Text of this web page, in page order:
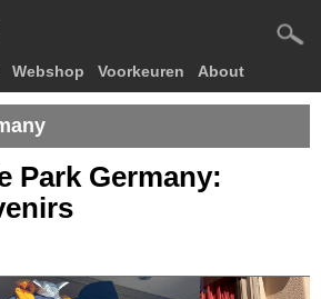
Webshop Voorkeuren About
Park Germany: